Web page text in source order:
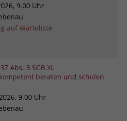
9.00 Uhr
auf Warteliste
Abs. 3 SGB XI.
beraten und schulen
9.00 Uhr